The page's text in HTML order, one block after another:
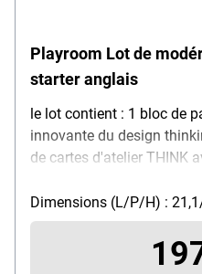
Playroom Lot de
starter anglais
le lot contient : 1 bloc de
innovante du design
de cartes d'atelier THINK
4 paquets de notes
livraison : 1 lot de
dans une boîte en carton
Dimensions (L/P/H) :